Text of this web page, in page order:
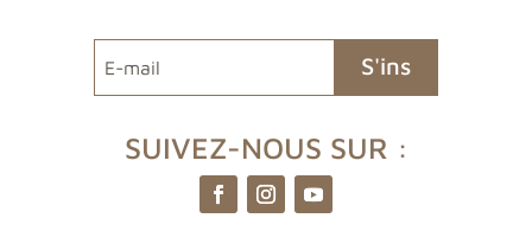
S'ins
SUIVEZ-NOUS SUR :